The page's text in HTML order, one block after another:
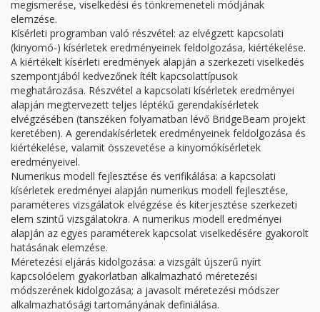
megismerése, viselkedési és tönkremeneteli módjának
elemzése.
Kísérleti programban való részvétel: az elvégzett kapcsolati
(kinyomó-) kísérletek eredményeinek feldolgozása, kiértékelése.
A kiértékelt kísérleti eredmények alapján a szerkezeti viselkedés
szempontjából kedvezőnek ítélt kapcsolattípusok
meghatározása. Részvétel a kapcsolati kísérletek eredményei
alapján megtervezett teljes léptékű gerendakísérletek
elvégzésében (tanszéken folyamatban lévő BridgeBeam projekt
keretében). A gerendakísérletek eredményeinek feldolgozása és
kiértékelése, valamit összevetése a kinyomókísérletek
eredményeivel.
Numerikus modell fejlesztése és verifikálása: a kapcsolati
kísérletek eredményei alapján numerikus modell fejlesztése,
paraméteres vizsgálatok elvégzése és kiterjesztése szerkezeti
elem szintű vizsgálatokra. A numerikus modell eredményei
alapján az egyes paraméterek kapcsolat viselkedésére gyakorolt
hatásának elemzése.
Méretezési eljárás kidolgozása: a vizsgált újszerű nyírt
kapcsolóelem gyakorlatban alkalmazható méretezési
módszerének kidolgozása; a javasolt méretezési módszer
alkalmazhatósági tartományának definiálása.